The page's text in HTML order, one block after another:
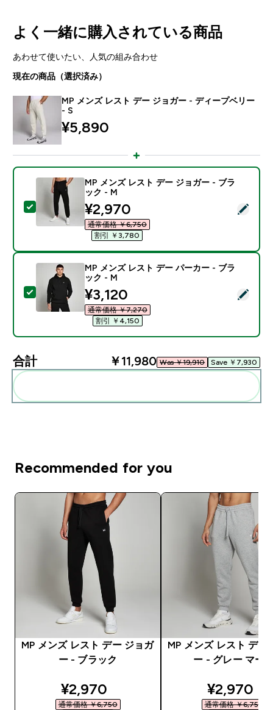
よく一緒に購入されている商品
あわせて使いたい、人気の組み合わせ
現在の商品（選択済み）
MP メンズ レスト デー ジョガー - ディープベリー
- S
¥5,890‎
この商品を選択 - MP メンズ レスト デー ジョガー -
MP メンズ レスト デー ジョガー - ブラ
ック - M
discounted price
¥2,970‎
通常価格 ￥6,750‎
割引 ￥3,780‎
この商品を選択 - MP メンズ レスト デー パーカー -
MP メンズ レスト デー パーカー - ブラ
ック - M
discounted price
¥3,120‎
通常価格 ￥7,270‎
割引 ￥4,150‎
合計 ￥11,980‎ Was ￥19,910‎ Save ￥7,930‎
Recommended for you
MP メンズ レスト デー ジョガ
ー - ブラック
discounted price
¥2,970‎
通常価格 ￥6,750‎
MP メンズ レスト デー
ー - グレー マー
¥2,970‎
通常価格 ￥6,750‎